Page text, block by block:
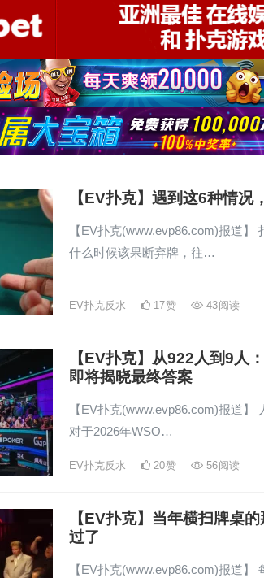
【EV扑克】遇到这6种情
【EV扑克(www.evp86.com)报道
什么时候该果断弃牌，往…
EV扑克反水 17赞 43阅读
【EV扑克】从922人到9人
即将揭晓最终答案
【EV扑克(www.evp86.com)报道
对于2026年WSO…
EV扑克反水 20赞 56阅读
【EV扑克】当年横扫牌桌
过了
【EV扑克(www.evp86.com)报道